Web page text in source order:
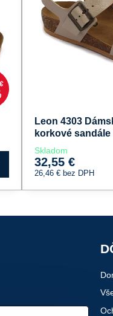
Leon 4303
korkové sandále
Skladom
32,55 €
26,46 €bez DPH